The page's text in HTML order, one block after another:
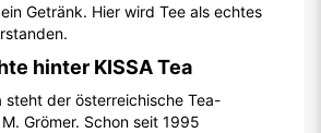
Getränk. Hier wird Tee als echtes
hinter KISSA Tea
steht der österreichische Tea-
Grömer. Schon seit 1995